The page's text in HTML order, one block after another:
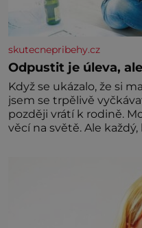
skutecnepribehy.cz
Odpustit je úleva,
Když se ukázalo, že si
jsem se trpělivě
později vrátí k rodině.
věcí na světě. Ale